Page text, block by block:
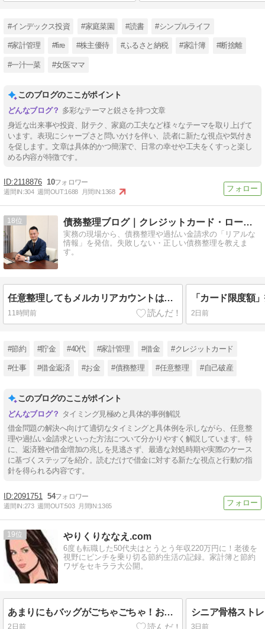
#インデックス投資 #家庭菜園 #読書 #シンプルライフ
#家計管理 #fire #株主優待 #ふるさと納税 #家計簿 #断捨離
#一汁一菜 #女医ママ
このブログのここがポイント
多彩なテーマと鋭さを持つ文章
身近な出来事や投資、財テク、家庭の工夫など様々なテーマを取り上げて
います。表現にシャープさと問いかけを伴い、読者に新たな視点や気付き
を促します。文章は具体的かつ簡潔で、日常の幸せや工夫をくすっと楽し
める内容が特徴です。
2118876 10
週間IN:304 週間OUT:1688 月間IN:1368
18 債務整理ブログ｜クレジットカード・ローン返済で悩んでいる方へ
実務の現場から、債務整理や過払い金請求の「リアルな
情報」を発信。失敗しない・正しい債務整理を教えま
す。
任意整理してもメルカリアカウントは停止しない
11時間前 2日前
#節約 #貯金 #40代 #家計管理 #借金 #クレジットカード
#仕事 #借金返済 #お金 #債務整理 #任意整理 #自己破産
このブログのここがポイント
タイミング見極めと具体的事例解説
借金問題の解決へ向けて適切なタイミングと具体例を示しながら、任意整
理や過払い金請求といった方法について分かりやすく解説しています。特
に、返済難や借金増加の兆しを見逃さず、最適な対処時期や実際のケース
に基づくステップを紹介。読むだけで借金に対する新たな視点と行動の指
針を得られる内容です。
2091751 54
週間IN:273 週間OUT:503 月間IN:1365
19 やりくりななえ.com
6度も転職した50代夫はとうとう年収220万円に！老後を
視野にピンチを乗り切る節約生活の記録。家計簿と節約
ワザをセキララ大公開。
あまりにもバッグがごちゃごちゃ！お薬手帳やお金が入る本革ケースを使ってみたらめちゃ便利でした！
2日前 3日前